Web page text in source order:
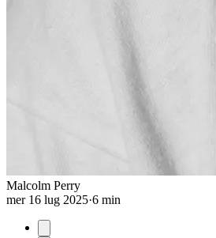
Malcolm Perry
mer 16 lug 2025·6 min